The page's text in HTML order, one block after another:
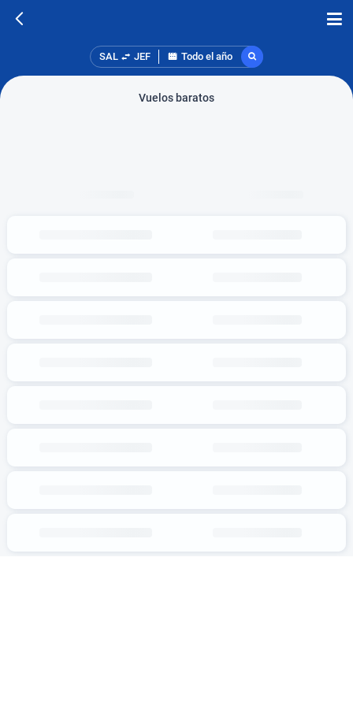
SAL JEF Todo el año
Vuelos baratos